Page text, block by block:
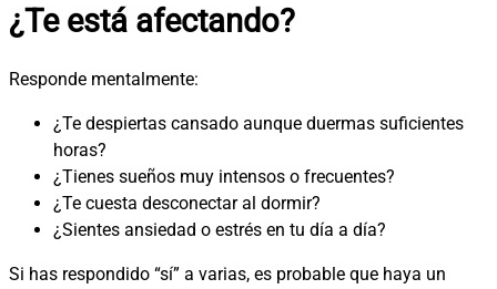
¿Te está afectando?
Responde mentalmente:
¿Te despiertas cansado aunque duermas suficientes
horas?
¿Tienes sueños muy intensos o frecuentes?
¿Te cuesta desconectar al dormir?
¿Sientes ansiedad o estrés en tu día a día?
Si has respondido “sí” a varias, es probable que haya un